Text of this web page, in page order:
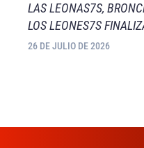
LAS LEONAS7S,
LOS LEONES7S
26 DE JULIO DE 2026